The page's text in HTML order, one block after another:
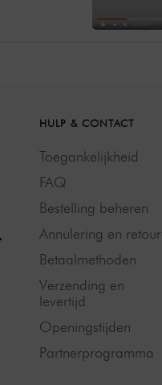
HULP & CONTACT
Toegankelijkheid
FAQ
Bestelling beheren
Annulering en retour
Betaalmethoden
Verzending en
levertijd
Openingstijden
Partnerprogramma